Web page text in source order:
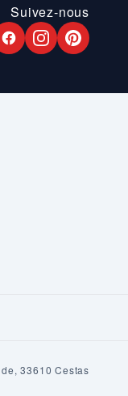
Suivez-nous
33610 Cestas